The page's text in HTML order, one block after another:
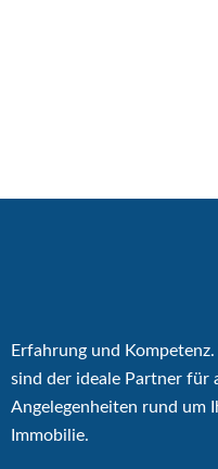
Erfahrung und
sind der ideale Partner für
Angelegenheiten rund um
Immobilie.